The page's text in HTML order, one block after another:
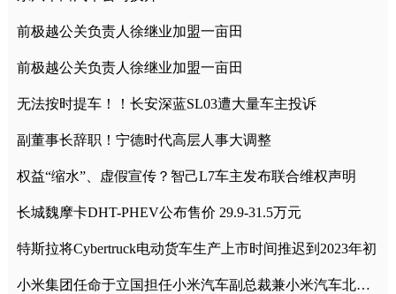
前极越公关负责人徐继业加盟一亩田
前极越公关负责人徐继业加盟一亩田
无法按时提车！！长安深蓝SL03遭大量车主投诉
副董事长辞职！宁德时代高层人事大调整
权益“缩水”、虚假宣传？智己L7车主发布联合维权声明
长城魏摩卡DHT-PHEV公布售价 29.9-31.5万元
特斯拉将Cybertruck电动货车生产上市时间推迟到2023年初
小米集团任命于立国担任小米汽车副总裁兼小米汽车北京总部政委